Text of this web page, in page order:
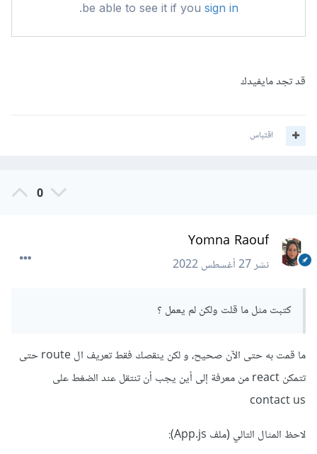
قد تجد مايفيدك
اقتباس
0
Yomna Raouf
نشر27 أغسطس 2022
كتبت مثل ما قلت ولكن لم يعمل ؟
ما قمت به حتى الآن صحيح، و لكن ينقصك فقط تعريف ال route حتى
تتمكن react من معرفة إلى أين يجب أن تنتقل عند الضغط على
contact us
لاحظ المثال التالي (ملف App.js):